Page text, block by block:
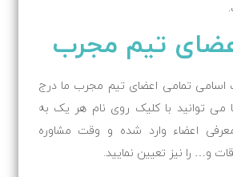
تیم مجرب
اسامی تمامی اعضای تیم مجرب ما درج
توانید با کلیک روی نام هر یک به
اعضاء وارد شده و وقت مشاوره
و… را نیز تعیین نمایید.